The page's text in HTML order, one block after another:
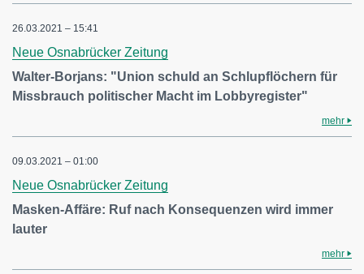
26.03.2021 – 15:41
Neue Osnabrücker Zeitung
Walter-Borjans: "Union schuld an Schlupflöchern für
Missbrauch politischer Macht im Lobbyregister"
mehr
09.03.2021 – 01:00
Neue Osnabrücker Zeitung
Masken-Affäre: Ruf nach Konsequenzen wird immer
lauter
mehr